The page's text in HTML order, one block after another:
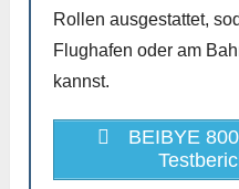
Rollen ausgestattet,
Flughafen oder am
kannst.
BEIBYE